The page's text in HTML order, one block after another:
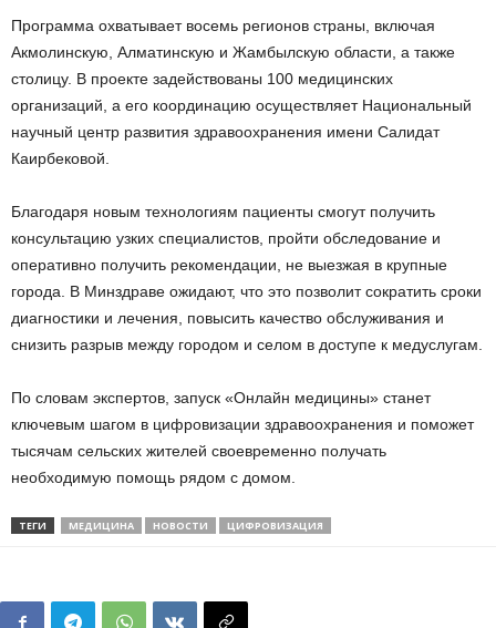
Программа охватывает восемь регионов страны, включая
Акмолинскую, Алматинскую и Жамбылскую области, а также
столицу. В проекте задействованы 100 медицинских
организаций, а его координацию осуществляет Национальный
научный центр развития здравоохранения имени Салидат
Каирбековой.
Благодаря новым технологиям пациенты смогут получить
консультацию узких специалистов, пройти обследование и
оперативно получить рекомендации, не выезжая в крупные
города. В Минздраве ожидают, что это позволит сократить сроки
диагностики и лечения, повысить качество обслуживания и
снизить разрыв между городом и селом в доступе к медуслугам.
По словам экспертов, запуск «Онлайн медицины» станет
ключевым шагом в цифровизации здравоохранения и поможет
тысячам сельских жителей своевременно получать
необходимую помощь рядом с домом.
ТЕГИ МЕДИЦИНА НОВОСТИ ЦИФРОВИЗАЦИЯ